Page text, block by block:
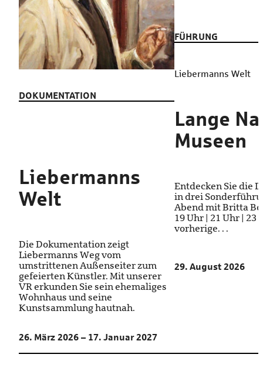
DOKUMENTATION
Liebermanns
Welt
Die Dokumentation zeigt
Liebermanns Weg vom
umstrittenen Außenseiter zum
gefeierten Künstler. Mit unserer
VR erkunden Sie sein ehemaliges
Wohnhaus und seine
Kunstsammlung hautnah.
26. März 2026 – 17. Januar 2027
FÜHRUNG
Liebermanns Welt
Lange
Museen
Entdecken Sie die
in drei
Abend mit Britta
19 Uhr | 21 Uhr | 23
vorherige. . .
29. August 2026